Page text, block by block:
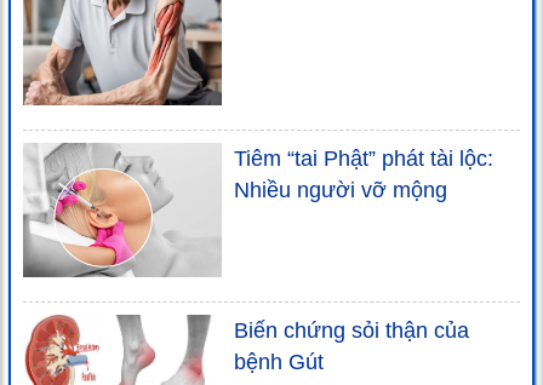
Tiêm “tai Phật” phát tài lộc:
Nhiều người vỡ mộng
Biến chứng sỏi thận của
bệnh Gút